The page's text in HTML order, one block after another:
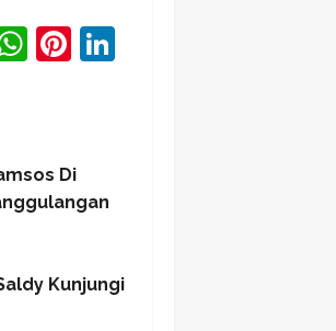
WhatsApp
Pinterest
Di
Kunjungi